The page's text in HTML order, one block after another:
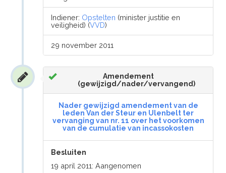
Indiener: Opstelten (minister justitie en
veiligheid) (VVD)
29 november 2011
Amendement
(gewijzigd/nader/vervangend)
Nader gewijzigd amendement van de
leden Van der Steur en Ulenbelt ter
vervanging van nr. 11 over het voorkomen
van de cumulatie van incassokosten
Besluiten
19 april 2011: Aangenomen